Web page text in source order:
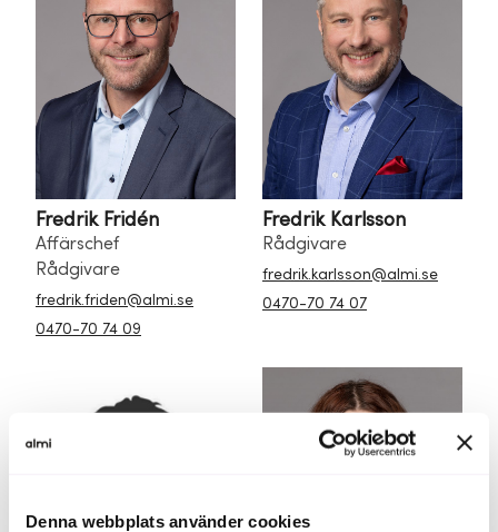
Denna webbplats använder cookies
Fredrik Fridén
Affärschef
Rådgivare
fredrik.friden@almi.se
0470-70 74 09
Fredrik Karlsson
Rådgivare
fredrik.karlsson@almi.se
0470-70 74 07